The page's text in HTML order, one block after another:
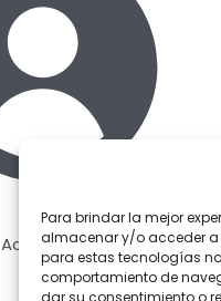
Para brindar la mejor
almacenar y/o acceder a
para estas tecnologías
comportamiento de
dar su consentimiento o
Acceder